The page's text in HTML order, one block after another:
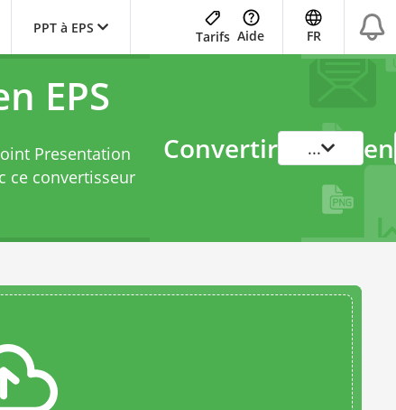
PPT à EPS
Tarifs Aide FR
EPS
Presentation
ce convertisseur
Convertir ... en